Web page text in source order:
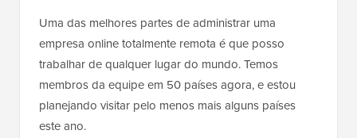
Uma das melhores partes de administrar uma
empresa online totalmente remota é que posso
trabalhar de qualquer lugar do mundo. Temos
membros da equipe em 50 países agora, e estou
planejando visitar pelo menos mais alguns países
este ano.